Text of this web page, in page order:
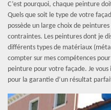
C’est pourquoi, chaque peinture
Quels que soit le type de votre
possède un large choix de
contraintes. Les peintures dont je
différents types de matériaux
compter sur mes compétences
peinture pour votre façade. Je
pour la garantie d’un résultat